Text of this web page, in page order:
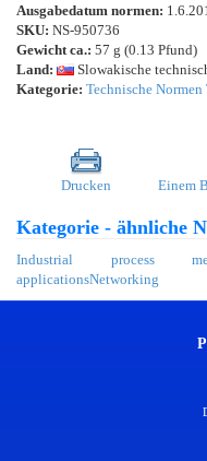
Ausgabedatum normen:
SKU: NS-950736
Gewicht ca.: 57 g (0.13 Pfund)
Land:
Slowakische
Kategorie: Technische
Drucken Einem
Kategorie - ähnliche
Industrial process
applicationsNetworking